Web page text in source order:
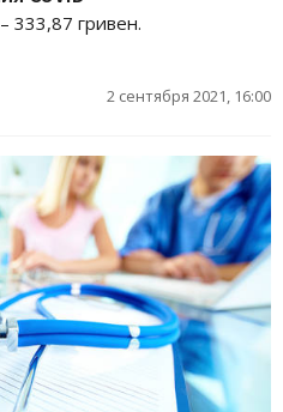
333,87 гривен.
2 сентября 2021, 16:00